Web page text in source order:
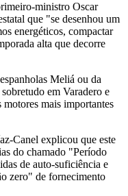
ministro Oscar
que "se desenhou um
energéticos, compactar
alta que decorre
Meliá ou da
em Varadero e
mais importantes
Canel explicou que este
do chamado "Período
de auto-suficiência e
zero" de fornecimento